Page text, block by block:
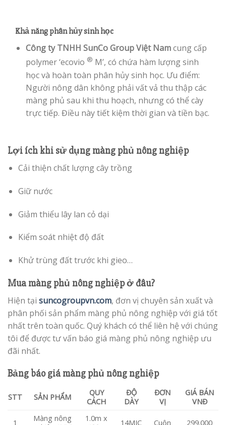
Khả năng phân hủy sinh học
Công ty TNHH SunCo Group Việt Namcung cấp
polymer ‘ecovio ® M’, có chứa hàm lượng sinh
học và hoàn toàn phân hủy sinh học. Ưu điểm:
Người nông dân không phải vất vả thu thập các
màng phủ sau khi thu hoạch, nhưng có thể cày
trực tiếp. Điều này tiết kiệm thời gian và tiền bạc.
Lợi ích khi sử dụng màng phủ nông nghiệp
Cải thiện chất lượng cây trồng
Giữ nước
Giảm thiểu lây lan cỏ dại
Kiểm soát nhiệt độ đất
Khử trùng đất trước khi gieo…
Mua màng phủ nông nghiệp ở đâu?
Hiện tại suncogroupvn.com, đơn vị chuyên sản xuất và
phân phối sản phẩm màng phủ nông nghiệp với giá tốt
nhất trên toàn quốc. Quý khách có thể liên hệ với chúng
tôi để được tư vấn báo giá màng phủ nông nghiệp ưu
đãi nhất.
Bảng báo giá màng phủ nông nghiệp
STT SẢN PHẨM
QUY
CÁCH
ĐỘ
DÀY
ĐƠN
VỊ
GIÁ BÁN
VNĐ
1
Màng nông
1.0m x
14MIC Cuộn 299.000